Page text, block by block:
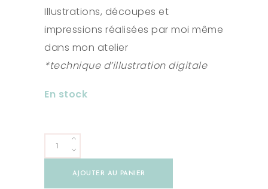
Illustrations, découpes et
impressions réalisées par moi même
dans mon atelier
*technique d’illustration digitale
En stock
Sticker
Creativity
quantityAJOUTER AU PANIER